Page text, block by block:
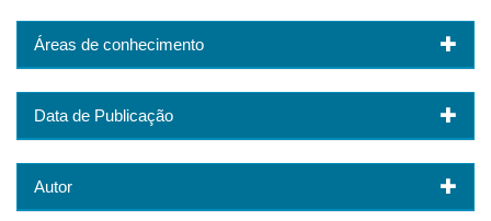
Áreas de conhecimento
Data de Publicação
Autor